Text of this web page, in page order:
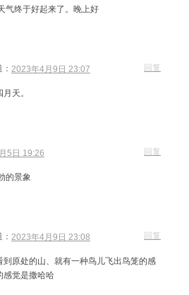
气终于好起来了。晚上好
2023年4月9日 23:07
天。
回复
5日 19:26
的景象
回复
2023年4月9日 23:08
原处的山、就有一种鸟儿飞出鸟笼的感
感觉是撒哈哈
回复